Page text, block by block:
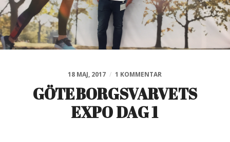
18 MAJ, 2017 / 1 KOMMENTAR
GÖTEBORGSVARVETS
EXPO DAG 1